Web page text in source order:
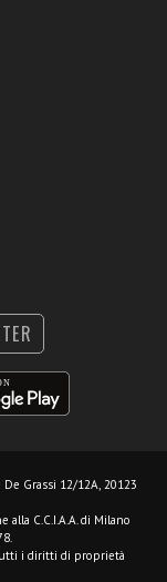
Grassi 12/12A, 20123
alla C.C.I.A.A. di Milano
i diritti di proprietà